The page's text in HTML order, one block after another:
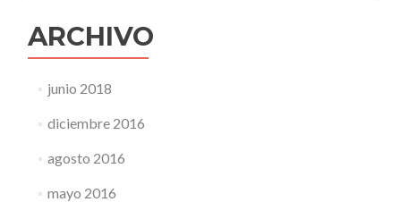
ARCHIVO
junio 2018
diciembre 2016
agosto 2016
mayo 2016